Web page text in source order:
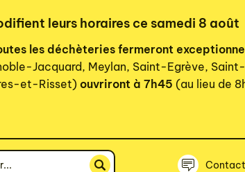
leurs horaires ce samedi 8 août
les déchèteries fermeront
Jacquard, Meylan, Saint-Egrève,
et-Risset) ouvriront à 7h45 (au lieu de